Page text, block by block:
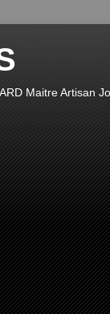
Maitre Artisan